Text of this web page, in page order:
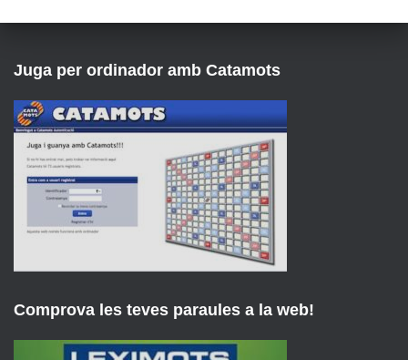
Juga per ordinador amb Catamots
Comprova les teves paraules a la web!